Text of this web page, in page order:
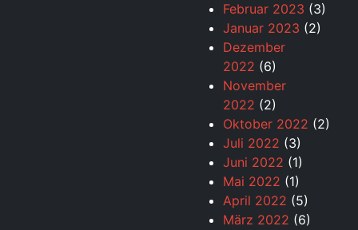
Februar 2023 (3)
Januar 2023 (2)
Dezember
2022 (6)
November
2022 (2)
Oktober 2022 (2)
Juli 2022 (3)
Juni 2022 (1)
Mai 2022 (1)
April 2022 (5)
März 2022 (6)